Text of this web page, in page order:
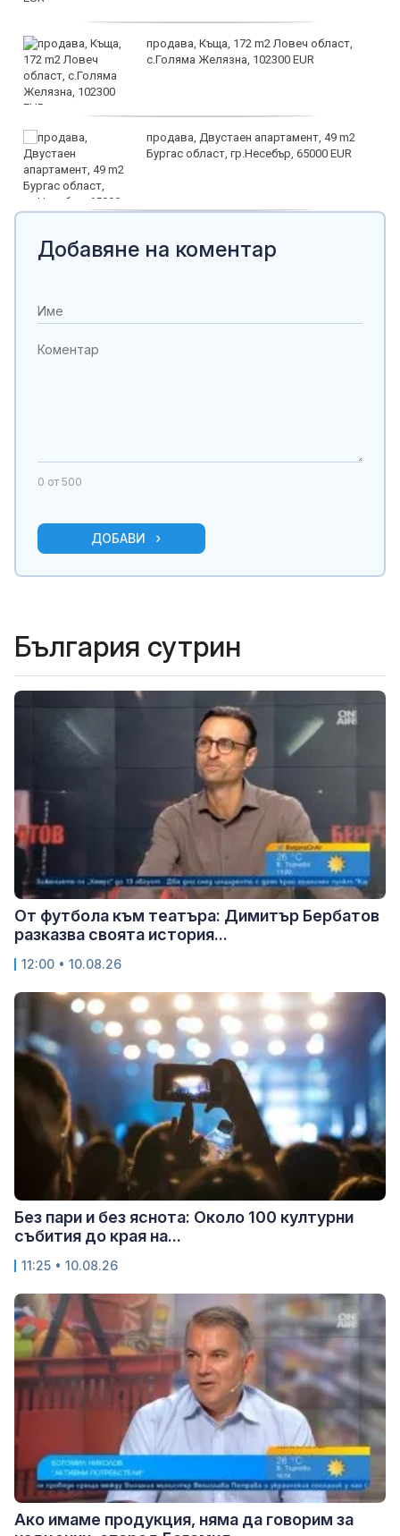
продава, Къща, 172 m2 Ловеч област,
с.Голяма Желязна, 102300 EUR
продава, Двустаен апартамент, 49 m2
Бургас област, гр.Несебър, 65000 EUR
София, Център, 1000 EUR
Добавяне на коментар
0 от 500
ДОБАВИ
България сутрин
От футбола към театъра: Димитър Бербатов
разказва своята история...
12:00 • 10.08.26
Без пари и без яснота: Около 100 културни
събития до края на...
11:25 • 10.08.26
Ако имаме продукция, няма да говорим за